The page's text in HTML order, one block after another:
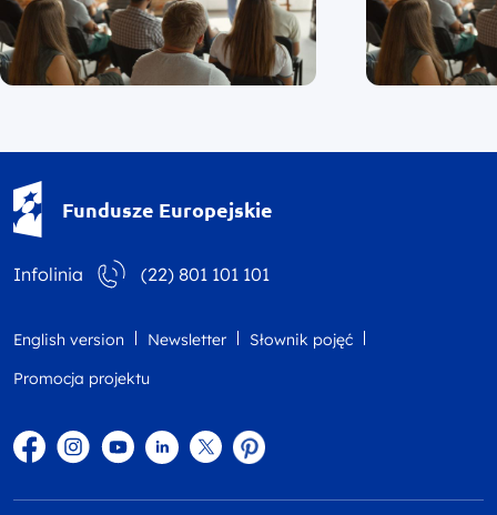
Fundusze Europejskie
Infolinia (22) 801 101 101
English version Newsletter
Słownik pojęć
Promocja projektu
FacebookInstagram
YouTubeLinkedintwitterPinterest